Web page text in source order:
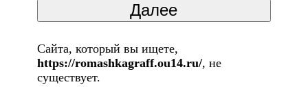
Сайта, который вы ищете,
https://romashkagraff.ou14.ru/, не
существует.